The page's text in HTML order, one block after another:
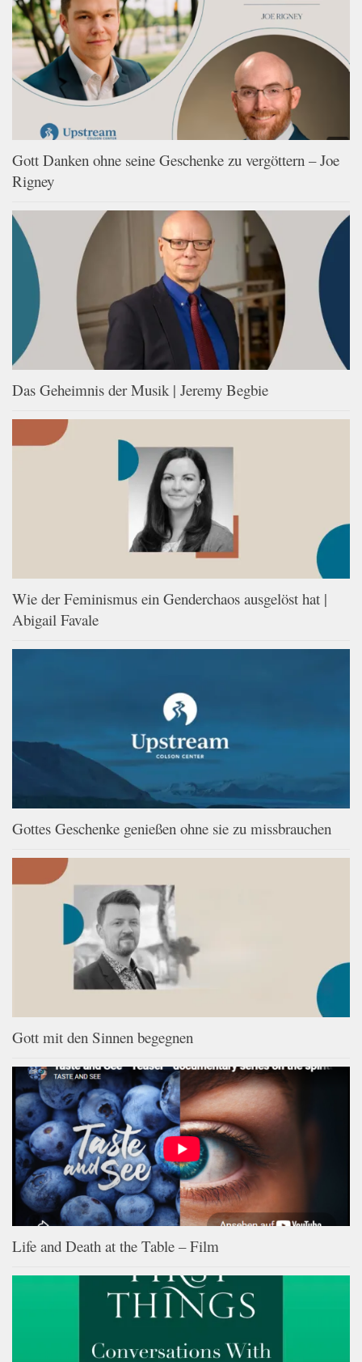
Gott Danken ohne seine Geschenke zu vergöttern – Joe
Rigney
Das Geheimnis der Musik | Jeremy Begbie
Wie der Feminismus ein Genderchaos ausgelöst hat |
Abigail Favale
Gottes Geschenke genießen ohne sie zu missbrauchen
Gott mit den Sinnen begegnen
Life and Death at the Table – Film